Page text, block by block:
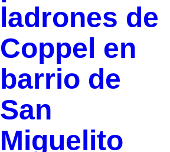
ladrones de
Coppel en
barrio de
San
Miguelito